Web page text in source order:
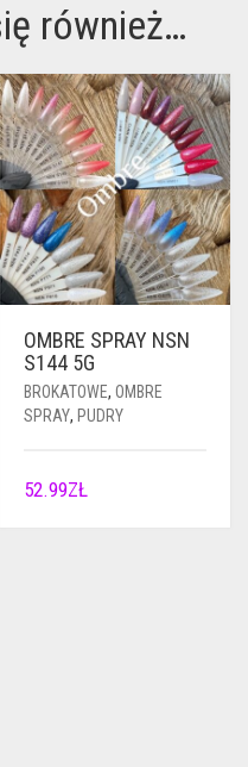
również…
OMBRE SPRAY NSN
S144 5G
BROKATOWE, OMBRE
SPRAY, PUDRY
52.99ZŁ